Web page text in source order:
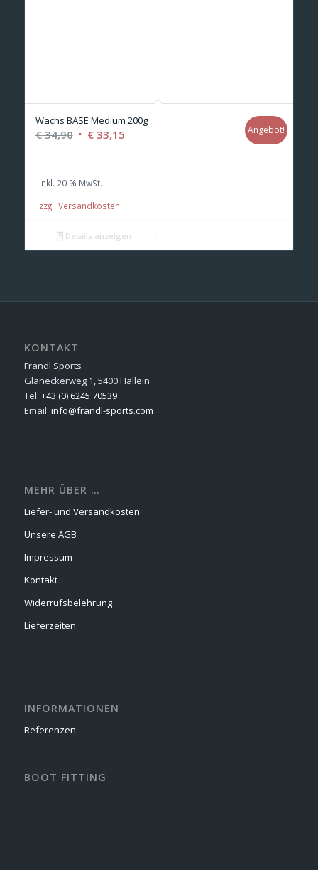
Wachs BASE Medium 200g
€34,90 Ursprünglicher
€ 34,90
€33,15Aktueller
Angebot!
inkl. 20 % MwSt.
zzgl. Versandkosten
Details anzeigen
KONTAKT
Frandl Sports
Glaneckerweg 1, 5400 Hallein
Tel: +43 (0) 6245 70539
Email: info@frandl-sports.com
MEHR ÜBER …
Liefer- und Versandkosten
Unsere AGB
Impressum
Kontakt
Widerrufsbelehrung
Lieferzeiten
INFORMATIONEN
Referenzen
BOOT FITTING